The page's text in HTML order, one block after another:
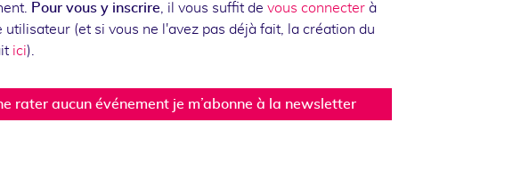
Pour vous y inscrire, il vous suffit de vous connecter à
utilisateur (et si vous ne l'avez pas déjà fait, la création du
ici).
rater aucun événement je m’abonne à la newsletter